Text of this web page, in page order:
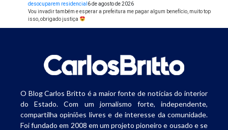
desocuparem residencial 6 de agosto de 2026
Vou invadir também e esperar a prefeitura me pagar algum benefício, muito top
isso, obrigado justiça
O Blog Carlos Britto é a maior fonte de notícias do interior
do Estado. Com um jornalismo forte, independente,
compartilha opiniões livres e de interesse da comunidade.
Foi fundado em 2008 em um projeto pioneiro e ousado e se